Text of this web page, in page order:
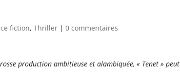
fiction,Thriller |0 commentaires
production ambitieuse et alambiquée, « Tenet » peut